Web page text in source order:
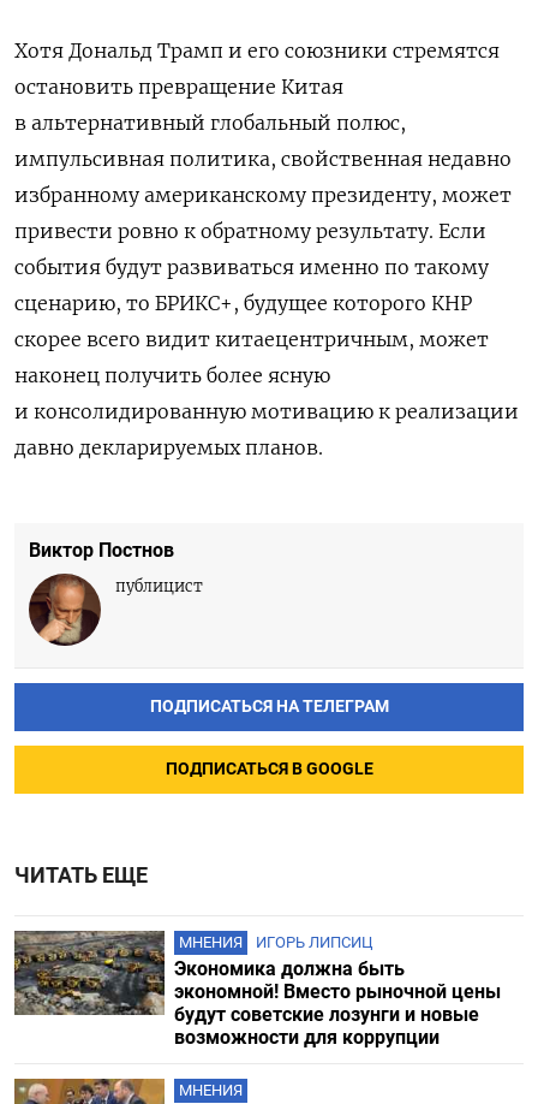
Хотя Дональд Трамп и его союзники стремятся
остановить превращение Китая
в альтернативный глобальный полюс,
импульсивная политика, свойственная недавно
избранному американскому президенту, может
привести ровно к обратному результату. Если
события будут развиваться именно по такому
сценарию, то БРИКС+, будущее которого КНР
скорее всего видит китаецентричным, может
наконец получить более ясную
и консолидированную мотивацию к реализации
давно декларируемых планов.
Виктор Постнов
публицист
ПОДПИСАТЬСЯ НА ТЕЛЕГРАМ
ПОДПИСАТЬСЯ В GOOGLE
ЧИТАТЬ ЕЩЕ
МНЕНИЯ ИГОРЬ ЛИПСИЦ
Экономика должна быть
экономной! Вместо рыночной цены
будут советские лозунги и новые
возможности для коррупции
МНЕНИЯ